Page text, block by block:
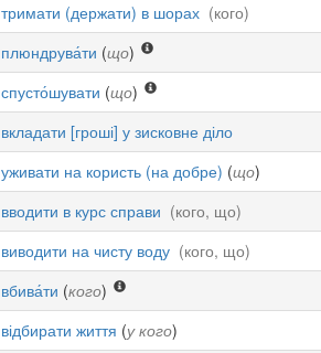
тримати (держати) в шорах (кого)
плюндрува́ти (що)
спусто́шувати (що)
вкладати [гроші] у зисковне діло
уживати на користь (на добре) (що)
вводити в курс справи (кого, що)
виводити на чисту воду (кого, що)
вбива́ти (кого)
відбирати життя (у кого)